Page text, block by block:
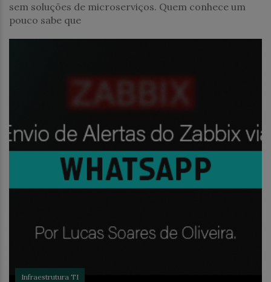
sem soluções de microserviços. Quem conhece um
pouco sabe que
Infraestrutura TI